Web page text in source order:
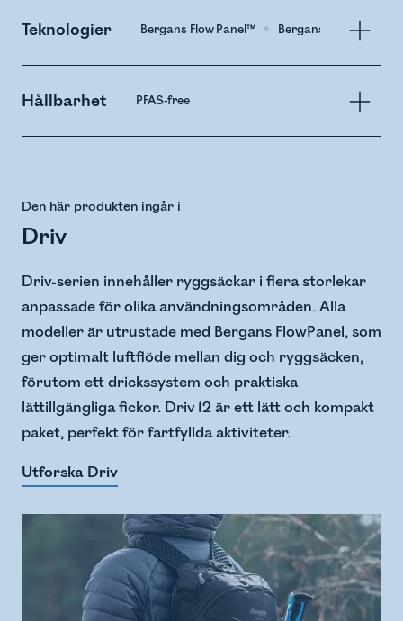
Teknologier Bergans Flow Panel™ Bergans Adaptive
Hållbarhet PFAS-free
Den här produkten ingår i
Driv
Driv-serien innehåller ryggsäckar i flera storlekar
anpassade för olika användningsområden. Alla
modeller är utrustade med Bergans FlowPanel, som
ger optimalt luftflöde mellan dig och ryggsäcken,
förutom ett drickssystem och praktiska
lättillgängliga fickor. Driv 12 är ett lätt och kompakt
paket, perfekt för fartfyllda aktiviteter.
Utforska Driv